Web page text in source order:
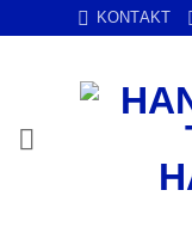
KONTAKT